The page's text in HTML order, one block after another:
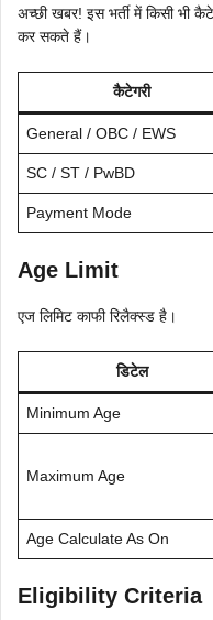
अच्छी खबर! इस भर्ती में किसी भी
कर सकते हैं।
कैटेगरी
General / OBC / EWS
SC / ST / PwBD
Payment Mode
Age Limit
एज लिमिट काफी रिलैक्स्ड है।
डिटेल
Minimum Age
Maximum Age
Age Calculate As On
Eligibility Criteria